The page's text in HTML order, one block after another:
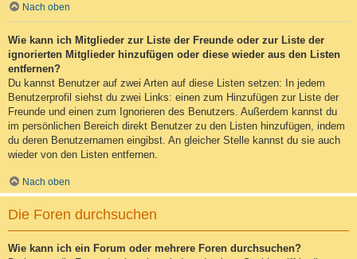
Nach oben
Wie kann ich Mitglieder zur Liste der Freunde oder zur Liste der
ignorierten Mitglieder hinzufügen oder diese wieder aus den Listen
entfernen?
Du kannst Benutzer auf zwei Arten auf diese Listen setzen: In jedem
Benutzerprofil siehst du zwei Links: einen zum Hinzufügen zur Liste der
Freunde und einen zum Ignorieren des Benutzers. Außerdem kannst du
im persönlichen Bereich direkt Benutzer zu den Listen hinzufügen, indem
du deren Benutzernamen eingibst. An gleicher Stelle kannst du sie auch
wieder von den Listen entfernen.
Nach oben
Die Foren durchsuchen
Wie kann ich ein Forum oder mehrere Foren durchsuchen?